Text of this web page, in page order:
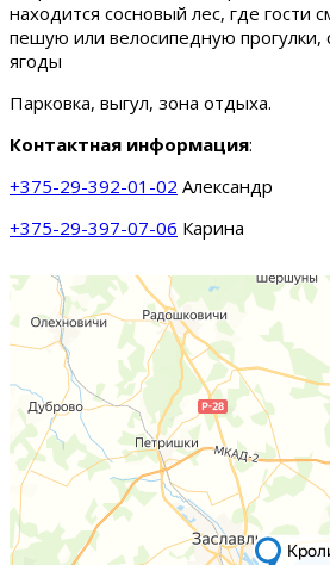
находится сосновый лес, где гости
пешую или велосипедную прогулки,
ягоды
Парковка, выгул, зона отдыха.
Контактная информация:
+375-29-392-01-02 Александр
+375-29-397-07-06 Карина